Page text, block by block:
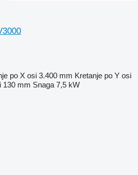
po X osi 3.400 mm Kretanje po Y osi
130 mm Snaga 7,5 kW